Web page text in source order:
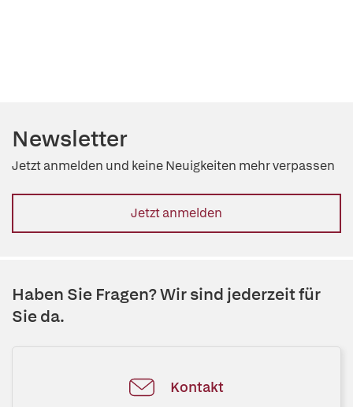
Newsletter
Jetzt anmelden und keine Neuigkeiten mehr verpassen
Jetzt anmelden
Haben Sie Fragen? Wir sind jederzeit für
Sie da.
Kontakt